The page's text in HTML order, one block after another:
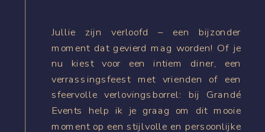
Jullie zijn verloofd – een bijzonder
moment dat gevierd mag worden! Of je
nu kiest voor een intiem diner, een
verrassingsfeest met vrienden of een
sfeervolle verlovingsborrel: bij Grandé
Events help ik je graag om dit mooie
moment op een stijlvolle en persoonlijke